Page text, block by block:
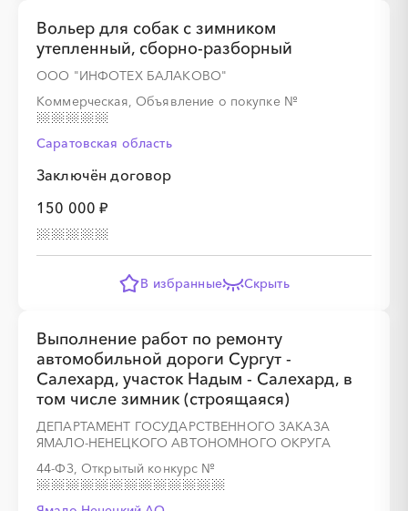
Вольер для собак с зимником
утепленный, сборно-разборный
ООО "ИНФОТЕХ БАЛАКОВО"
Коммерческая, Объявление о покупке №
Саратовская область
Заключён договор
150 000 ₽
В избранные Скрыть
Выполнение работ по ремонту
автомобильной дороги Сургут -
Салехард, участок Надым - Салехард, в
том числе зимник (строящаяся)
ДЕПАРТАМЕНТ ГОСУДАРСТВЕННОГО ЗАКАЗА
ЯМАЛО-НЕНЕЦКОГО АВТОНОМНОГО ОКРУГА
44-ФЗ, Открытый конкурс №